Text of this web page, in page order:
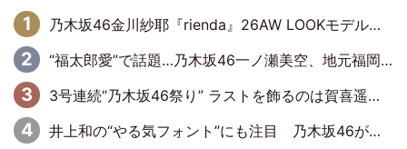
乃木坂46金川紗耶『rienda』26AW LOOKモデルに就任
“福太郎愛”で話題…乃木坂46一ノ瀬美空、地元福岡『めんべい25周年トップサポーター』に就任
3号連続“乃木坂46祭り” ラストを飾るのは賀喜遥香…5年ぶりの登場に「5年分大人になった私を見ていただけたら」
井上和の“やる気フォント”にも注目 乃木坂46が挑んだ書道パフォーマンスの舞台裏